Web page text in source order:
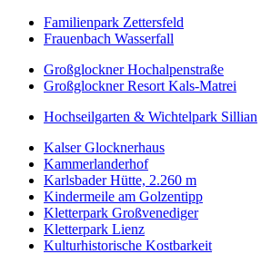
Familienpark Zettersfeld
Frauenbach Wasserfall
Großglockner Hochalpenstraße
Großglockner Resort Kals-Matrei
Hochseilgarten & Wichtelpark Sillian
Kalser Glocknerhaus
Kammerlanderhof
Karlsbader Hütte, 2.260 m
Kindermeile am Golzentipp
Kletterpark Großvenediger
Kletterpark Lienz
Kulturhistorische Kostbarkeit